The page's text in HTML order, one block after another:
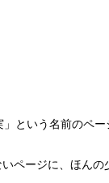
という名前のペ
いページに、ほん